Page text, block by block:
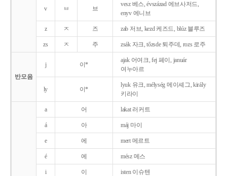
v ㅂ 브
vesz 베스, évszázad 에브사저드,
enyv 에니브
z ㅈ 즈 zab 저브, kezd 케즈드, blúz 블루즈
zs ㅈ 주 zsák 자크, tőzsde 퇴주데, rozs 로주
반모음
j 이*
ajak 어여크, fej 페이, január
여누아르
ly 이*
lyuk 유크, mélység 메이셰그, király
키라이
a 어 lakat 러커트
á 아 máj 마이
e 에 mert 메르트
é 에 mész 메스
i 이 isten 이슈텐